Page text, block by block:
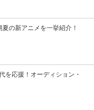
夏の新アニメを一挙紹介！
を応援！オーディション・